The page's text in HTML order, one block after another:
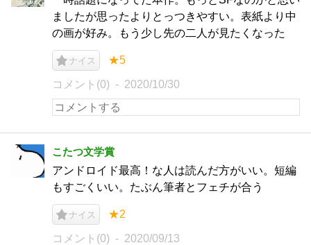
ましたが思ったよりとっつきやすい。表紙より中
の画が好み。もう少し先の二人が見たくなった
ナイス ★5
コメント(0) 2020/10/30
こたつ文学賞
アンドロイド最高！な人は読んだ方がいい。短編
もすごくいい。たぶん筆者とフェチが合う
ナイス ★2
コメント(0) 2020/09/13